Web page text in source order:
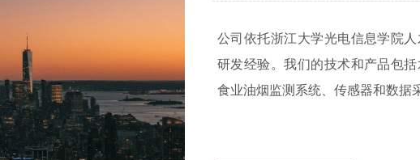
公司依托浙江大学光电信息学院
研发经验。我们的技术和产品包
食业油烟监测系统、传感器和数据